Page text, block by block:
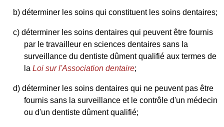
b) déterminer les soins qui constituent les soins dentaires;
c) déterminer les soins dentaires qui peuvent être fournis
par le travailleur en sciences dentaires sans la
surveillance du dentiste dûment qualifié aux termes de
la Loi sur l'Association dentaire;
d) déterminer les soins dentaires qui ne peuvent pas être
fournis sans la surveillance et le contrôle d'un médecin
ou d'un dentiste dûment qualifié;